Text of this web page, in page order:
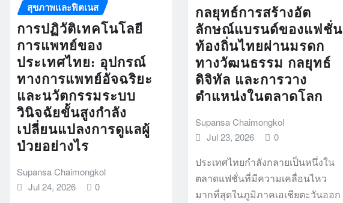
สุขภาพและฟิตเนส
การปฏิวัติเทคโนโลยี
การแพทย์ของ
ประเทศไทย: อุปกรณ์
ทางการแพทย์อัจฉริยะ
และนวัตกรรมระบบ
วินิจฉัยขั้นสูงกำลัง
เปลี่ยนแปลงการดูแลผู้
ป่วยอย่างไร
Supansa Chaimongkol
Jul 24, 2026
0
กลยุทธ์การสร้างอัต
ลักษณ์แบรนด์ของแฟชั่น
ท้องถิ่นไทยผ่านมรดก
ทางวัฒนธรรม กลยุทธ์
ดิจิทัล และการวาง
ตำแหน่งในตลาดโลก
Supansa Chaimongkol
Jul 23, 2026
0
ประเทศไทยกำลังกลายเป็นหนึ่งใน
ตลาดแฟชั่นที่มีความเคลื่อนไหว
มากที่สุดในภูมิภาคเอเชียตะวันออก